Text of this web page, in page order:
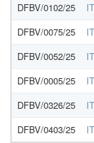
DFBV/0102/25
DFBV/0075/25
DFBV/0052/25
DFBV/0005/25
DFBV/0326/25
DFBV/0403/25